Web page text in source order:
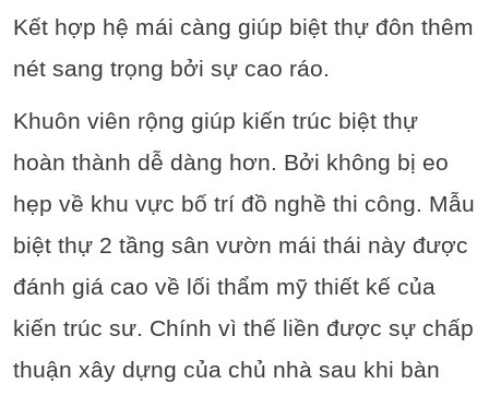
Kết hợp hệ mái càng giúp biệt thự đôn thêm
nét sang trọng bởi sự cao ráo.
Khuôn viên rộng giúp kiến trúc biệt thự
hoàn thành dễ dàng hơn. Bởi không bị eo
hẹp về khu vực bố trí đồ nghề thi công. Mẫu
biệt thự 2 tầng sân vườn mái thái này được
đánh giá cao về lối thẩm mỹ thiết kế của
kiến trúc sư. Chính vì thế liền được sự chấp
thuận xây dựng của chủ nhà sau khi bàn